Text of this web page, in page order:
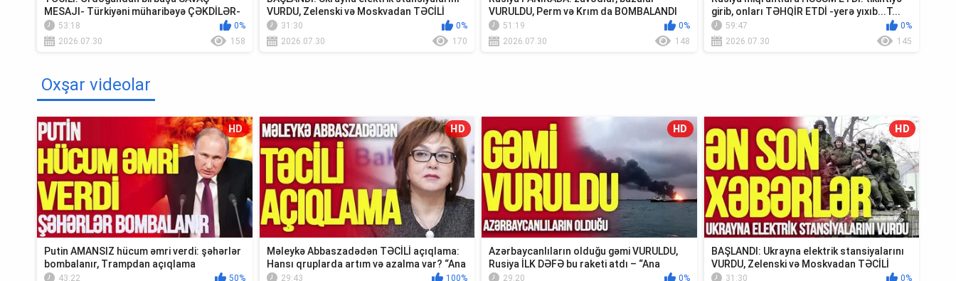
MESAJI- Türkiyəni müharibəyə ÇƏKDİLƏR-
TV Müsavat
53:18
0%
2026.07.30
158
VURDU, Zelenski və Moskvadan TƏCİLİ
Krım...
31:30
0%
2026.07.30
170
VURULDU, Perm və Krım da BOMBALANDI
51:19
0%
2026.07.30
148
girib, onları TƏHQİR ETDİ -yerə yıxıb...T...
59:47
0%
2026.07.30
145
Oxşar videolar
HD
Putin AMANSIZ hücum əmri verdi: şəhərlər
bombalanır, Trampdan açıqlama
43:22 50%
HD
Məleykə Abbaszadədən TƏCİLİ açıqlama:
Hansı qruplarda artım və azalma var? “Ana
Xə...29:43 100%
HD
Azərbaycanlıların olduğu gəmi VURULDU,
Rusiya İLK DƏFƏ bu raketi atdı – “Ana
Xəbər”
29:20 0%
HD
BAŞLANDI: Ukrayna elektrik stansiyalarını
VURDU, Zelenski və Moskvadan TƏCİLİ
Krım...
31:30 0%